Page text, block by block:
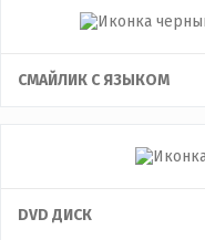
СМАЙЛИК С ЯЗЫКОМ
DVD ДИСК